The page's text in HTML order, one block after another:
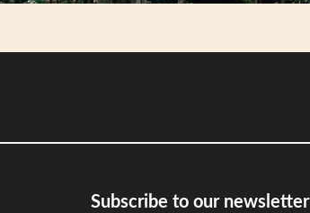
Subscribe to our newsletter